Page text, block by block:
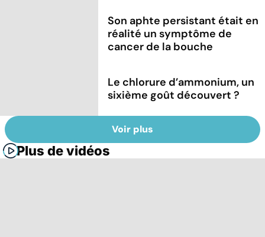
Son aphte persistant était en
réalité un symptôme de
cancer de la bouche
Le chlorure d’ammonium, un
sixième goût découvert ?
Voir plus
Plus de vidéos